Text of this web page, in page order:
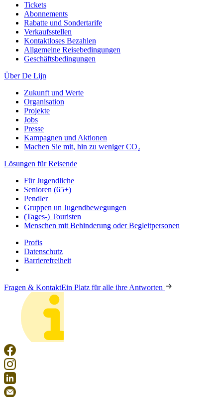
Tickets
Abonnements
Rabatte und Sondertarife
Verkaufsstellen
Kontaktloses Bezahlen
Allgemeine Reisebedingungen
Geschäftsbedingungen
Über De Lijn
Zukunft und Werte
Organisation
Projekte
Jobs
Presse
Kampagnen und Aktionen
Machen Sie mit, hin zu weniger CO₂
Lösungen für Reisende
Für Jugendliche
Senioren (65+)
Pendler
Gruppen un Jugendbewegungen
(Tages-) Touristen
Menschen mit Behinderung oder Begleitpersonen
Profis
Datenschutz
Barrierefreiheit
Fragen & KontaktEin Platz für alle ihre Antworten